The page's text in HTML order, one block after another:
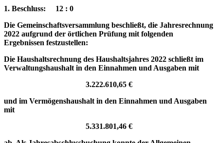
1. Beschluss:
12 : 0
Die Gemeinschaftsversammlung beschließt, die Jahresrechnung
2022 aufgrund der örtlichen Prüfung mit folgenden
Ergebnissen festzustellen:
Die Haushaltsrechnung des Haushaltsjahres 2022 schließt im
Verwaltungshaushalt in den Einnahmen und Ausgaben mit
3.222.610,65 €
und im Vermögenshaushalt in den Einnahmen und Ausgaben
mit
5.331.801,46 €